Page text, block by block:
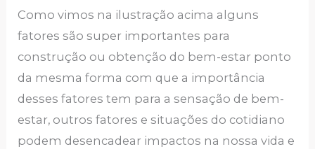
Como vimos na ilustração acima alguns
fatores são super importantes para
construção ou obtenção do bem-estar ponto
da mesma forma com que a importância
desses fatores tem para a sensação de bem-
estar, outros fatores e situações do cotidiano
podem desencadear impactos na nossa vida e